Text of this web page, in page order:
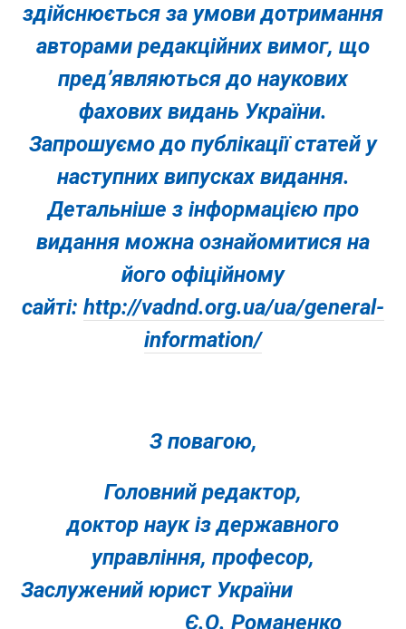
здійснюється за умови дотримання
авторами редакційних вимог, що
пред’являються до наукових
фахових видань України.
Запрошуємо до публікації статей у
наступних випусках видання.
Детальніше з інформацією про
видання можна ознайомитися на
його офіційному
сайті: http://vadnd.org.ua/ua/general-
information/
З повагою,
Головний редактор,
доктор наук із державного
управління, професор,
Заслужений юрист України
Є.О. Романенко